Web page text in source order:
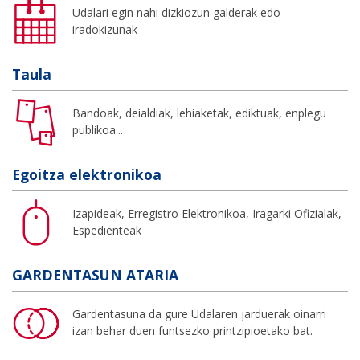
Udalari egin nahi dizkiozun galderak edo
iradokizunak
Taula
Bandoak, deialdiak, lehiaketak, ediktuak, enplegu
publikoa...
Egoitza elektronikoa
Izapideak, Erregistro Elektronikoa, Iragarki Ofizialak,
Espedienteak
GARDENTASUN ATARIA
Gardentasuna da gure Udalaren jarduerak oinarri
izan behar duen funtsezko printzipioetako bat.